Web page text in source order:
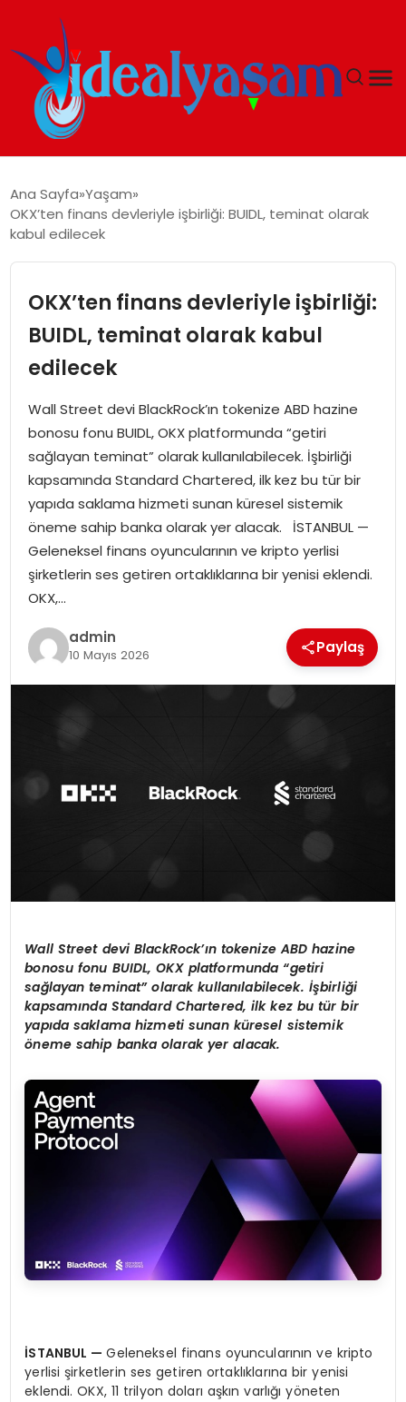
GÜNDEM
İDEAL SPOR
YAŞAM
MAGAZIN
SAĞLIK
SOSYAL HABER
Ana Sayfa Yaşam
OKX’ten finans devleriyle işbirliği: BUIDL, teminat olarak
kabul edilecek
OKX’ten finans devleriyle işbirliği:
BUIDL, teminat olarak kabul
edilecek
Wall Street devi BlackRock’ın tokenize ABD hazine
bonosu fonu BUIDL, OKX platformunda “getiri
sağlayan teminat” olarak kullanılabilecek. İşbirliği
kapsamında Standard Chartered, ilk kez bu tür bir
yapıda saklama hizmeti sunan küresel sistemik
öneme sahip banka olarak yer alacak. İSTANBUL —
Geleneksel finans oyuncularının ve kripto yerlisi
şirketlerin ses getiren ortaklıklarına bir yenisi eklendi.
OKX,…
admin
10 Mayıs 2026 Paylaş
Wall Street devi BlackRock’ın tokenize ABD hazine
bonosu fonu BUIDL, OKX platformunda “getiri
sağlayan teminat”olarak kullanılabilecek. İşbirliği
kapsamında Standard Chartered, ilk kez bu tür bir
yapıda saklama hizmeti sunan küresel sistemik
öneme sahip banka olarak yer alacak.
İSTANBUL —Geleneksel finans oyuncularının ve kripto
yerlisi şirketlerin ses getiren ortaklıklarına bir yenisi
eklendi. OKX, 11 trilyon doları aşkın varlığı yöneten